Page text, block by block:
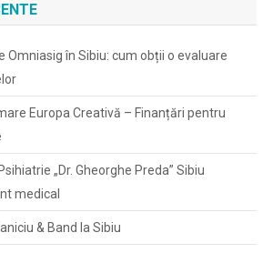
Omniasig în Sibiu: cum obții o evaluare
Europa Creativă – Finanțări pentru
„Dr. Gheorghe Preda” Sibiu
medical
& Band la Sibiu